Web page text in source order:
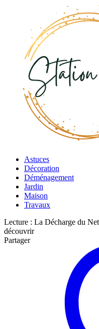
Astuces
Décoration
Déménagement
Jardin
Maison
Travaux
Lecture : La Décharge du
découvrir
Partager